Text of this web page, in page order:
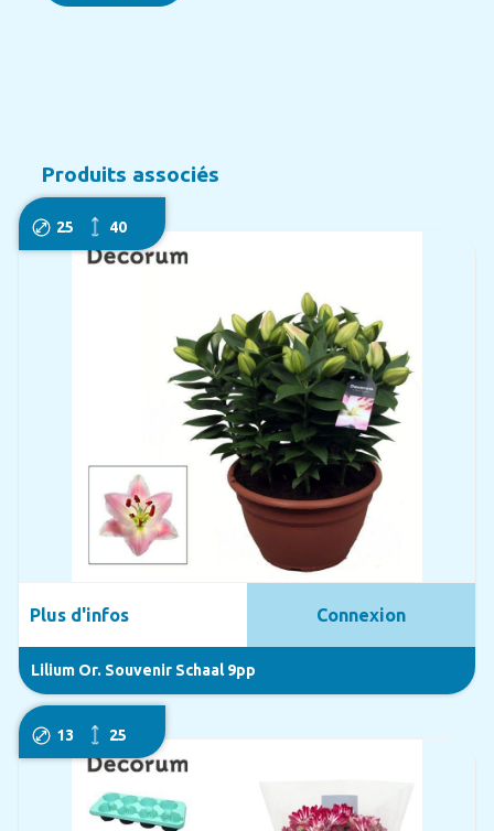
Produits associés
25 40
Lilium Or. Souvenir Schaal 9pp
Plus d'infos Connexion
13 25